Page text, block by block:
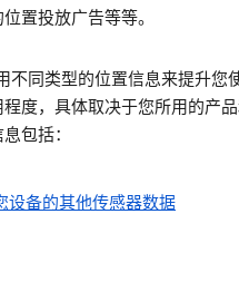
置投放广告等等。
不同类型的位置信息来提升您
度，具体取决于您所用的产
包括：
设备的其他传感器数据